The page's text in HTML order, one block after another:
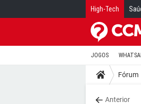
High-Tech
JOGOS
Fórum
Anterior